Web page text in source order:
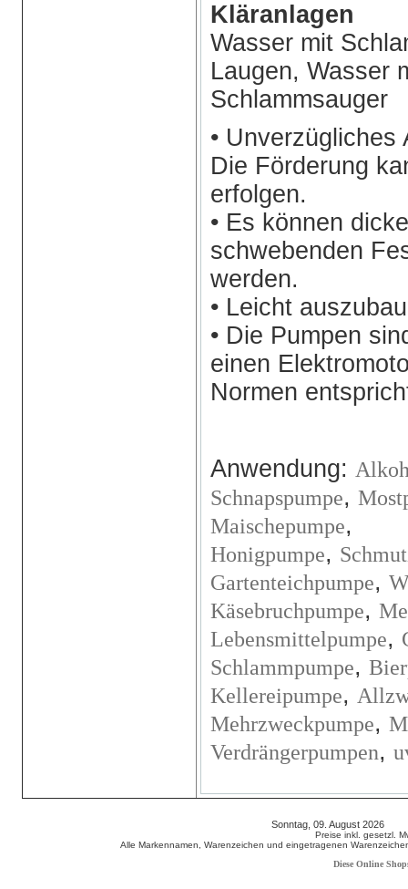
Kläranlagen
Wasser mit
Laugen, Wasser
Schlammsauger
•
Die Förderung
erfolgen.
• Es können
schwebenden
werden.
• Leicht
• Die Pumpen
einen
Normen
Anwendung:
Schnapspumpe,
Maischepumpe,
Honigpumpe,
Gartenteichpumpe,
Käsebruchpumpe,
Lebensmittelpumpe,
Schlammpumpe,
Kellereipumpe,
Mehrzweckpumpe,
Verdrängerpumpen,
Sonntag, 09. August 2026
Preise inkl. gesetzl.
Alle Markennamen, Warenzeichen und eingetragenen
Diese Online